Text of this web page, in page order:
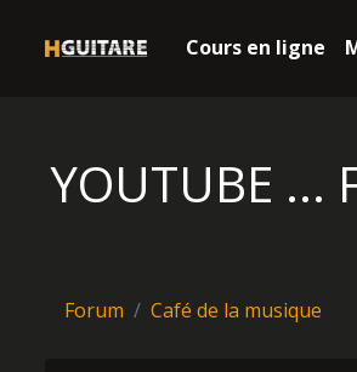
Cours en ligne
YOUTUBE ...
Forum Café de la musique